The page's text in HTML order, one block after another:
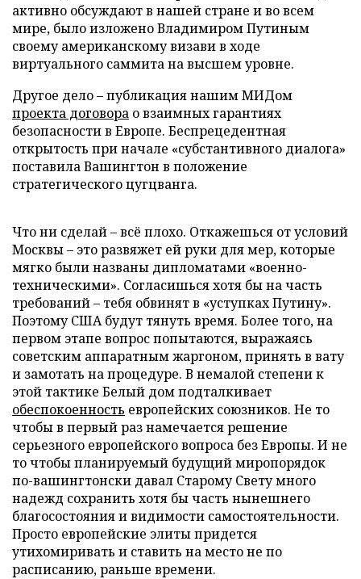
активно обсуждают в нашей стране и во всем
мире, было изложено Владимиром Путиным
своему американскому визави в ходе
виртуального саммита на высшем уровне.
Другое дело – публикация нашим МИДом
проекта договора о взаимных гарантиях
безопасности в Европе. Беспрецедентная
открытость при начале «субстантивного диалога»
поставила Вашингтон в положение
стратегического цугцванга.
Что ни сделай – всё плохо. Откажешься от условий
Москвы – это развяжет ей руки для мер, которые
мягко были названы дипломатами «военно-
техническими». Согласишься хотя бы на часть
требований – тебя обвинят в «уступках Путину».
Поэтому США будут тянуть время. Более того, на
первом этапе вопрос попытаются, выражаясь
советским аппаратным жаргоном, принять в вату
и замотать на процедуре. В немалой степени к
этой тактике Белый дом подталкивает
обеспокоенность европейских союзников. Не то
чтобы в первый раз намечается решение
серьезного европейского вопроса без Европы. И не
то чтобы планируемый будущий миропорядок
по-вашингтонски давал Старому Свету много
надежд сохранить хотя бы часть нынешнего
благосостояния и видимости самостоятельности.
Просто европейские элиты придется
утихомиривать и ставить на место не по
расписанию, раньше времени.